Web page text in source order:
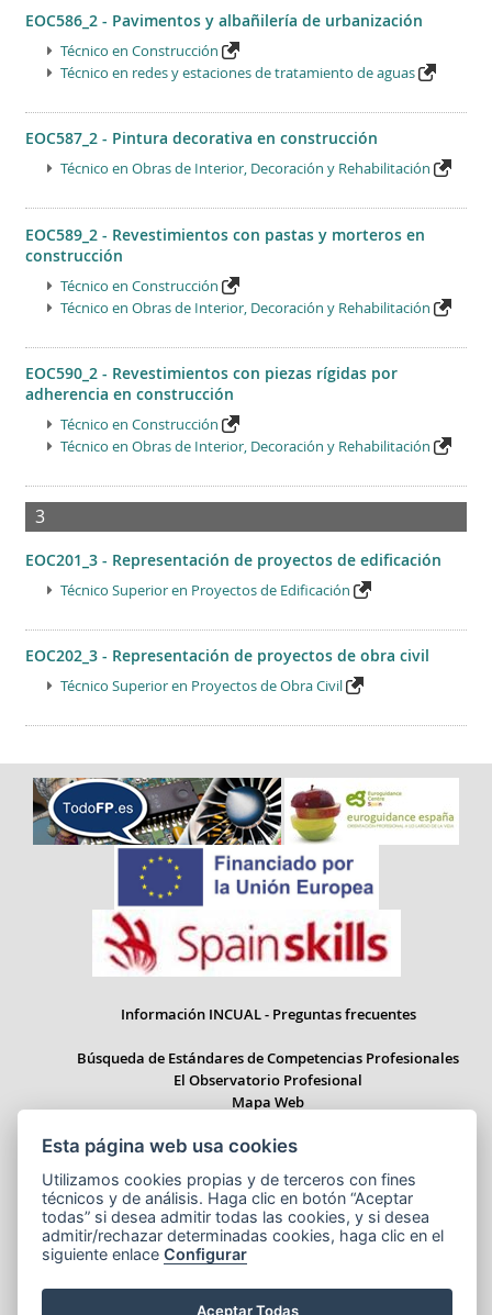
EOC586_2 - Pavimentos y albañilería de urbanización
Técnico en Construcción
Técnico en redes y estaciones de tratamiento de aguas
EOC587_2 - Pintura decorativa en construcción
Técnico en Obras de Interior, Decoración y Rehabilitación
EOC589_2 - Revestimientos con pastas y morteros en
construcción
Técnico en Construcción
Técnico en Obras de Interior, Decoración y Rehabilitación
EOC590_2 - Revestimientos con piezas rígidas por
adherencia en construcción
Técnico en Construcción
Técnico en Obras de Interior, Decoración y Rehabilitación
3
EOC201_3 - Representación de proyectos de edificación
Técnico Superior en Proyectos de Edificación
EOC202_3 - Representación de proyectos de obra civil
Técnico Superior en Proyectos de Obra Civil
Información INCUAL - Preguntas frecuentes
Búsqueda de Estándares de Competencias Profesionales
El Observatorio Profesional
Mapa Web
Paseo del Prado 28, 1ª Planta - 28014 Madrid
Correo electrónico: informacion.incual@educacion.gob.es
Esta página web usa cookies
Utilizamos cookies propias y de terceros con fines
técnicos y de análisis. Haga clic en botón “Aceptar
todas” si desea admitir todas las cookies, y si desea
admitir/rechazar determinadas cookies, haga clic en el
siguiente enlaceConfigurar
Aceptar Todas